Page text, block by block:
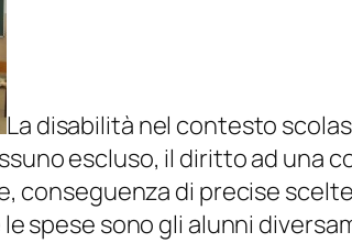
La disabilità nel contesto
escluso, il diritto ad una
conseguenza di precise
spese sono gli alunni